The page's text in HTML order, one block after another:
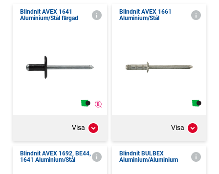
Blindnit AVEX 1641
Aluminium/Stål färgad
Visa
Blindnit AVEX 1661
Aluminium/Stål
Visa
Blindnit AVEX 1692, BE44,
1641 Aluminium/Stål
Blindnit BULBEX
Aluminium/Aluminium